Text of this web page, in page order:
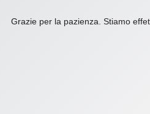
Grazie per la pazienza. Stiamo